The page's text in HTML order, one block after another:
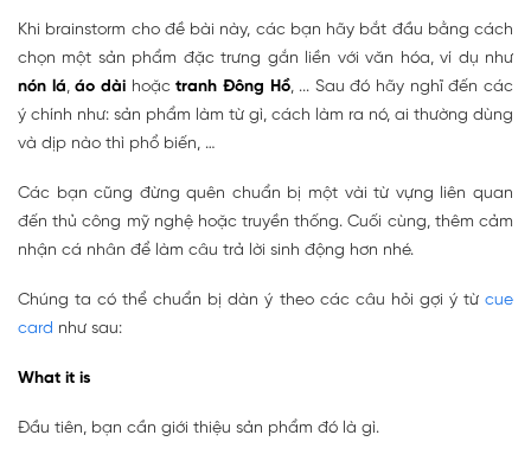
Khi brainstorm cho đề bài này, các bạn hãy bắt đầu bằng cách
chọn một sản phẩm đặc trưng gắn liền với văn hóa, ví dụ như
nón lá,áo dàihoặctranh Đông Hồ, ... Sau đó hãy nghĩ đến các
ý chính như: sản phẩm làm từ gì, cách làm ra nó, ai thường dùng
và dịp nào thì phổ biến, …
Các bạn cũng đừng quên chuẩn bị một vài từ vựng liên quan
đến thủ công mỹ nghệ hoặc truyền thống. Cuối cùng, thêm cảm
nhận cá nhân để làm câu trả lời sinh động hơn nhé.
Chúng ta có thể chuẩn bị dàn ý theo các câu hỏi gợi ý từ cue
card như sau:
What it is
Đầu tiên, bạn cần giới thiệu sản phẩm đó là gì.